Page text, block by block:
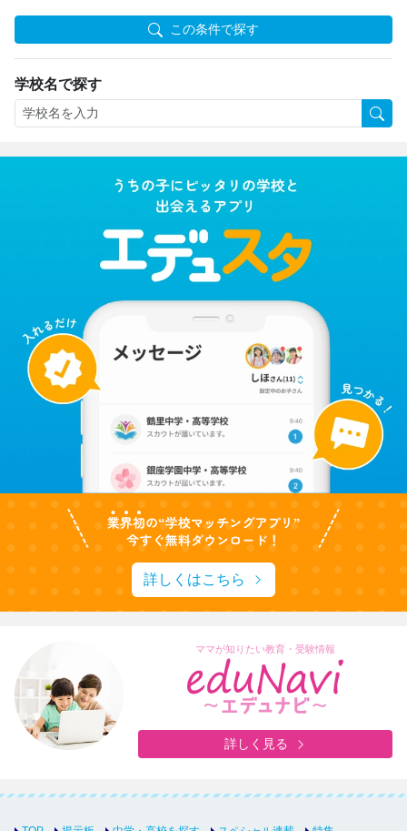
この条件で探す
学校名で探す
詳しくはこちら
ママが知りたい教育・受験情報
詳しく見る